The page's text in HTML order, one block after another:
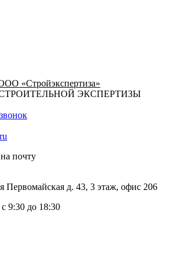
«Стройэкспертиза»
ЭКСПЕРТИЗЫ
почту
Первомайская д. 43, 3 этаж, офис 206
9:30 до 18:30